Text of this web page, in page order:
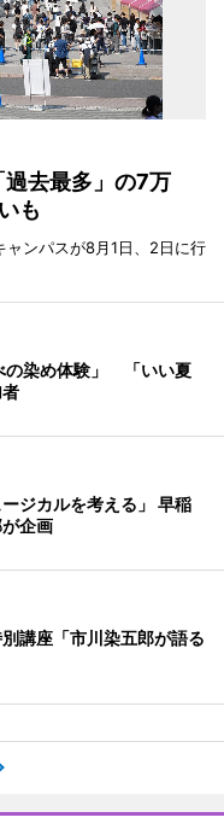
去最多」の7万
も
ャンパスが8月1日、2日に行
の染め体験」 「いい夏
ジカルを考える」 早稲
企画
講座「市川染五郎が語る